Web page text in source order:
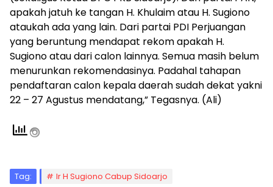
apakah jatuh ke tangan H. Khulaim atau H. Sugiono
ataukah ada yang lain. Dari partai PDI Perjuangan
yang beruntung mendapat rekom apakah H.
Sugiono atau dari calon lainnya. Semua masih belum
menurunkan rekomendasinya. Padahal tahapan
pendaftaran calon kepala daerah sudah dekat yakni
22 – 27 Agustus mendatang,” Tegasnya. (Ali)
Tag: Ir H Sugiono Cabup Sidoarjo